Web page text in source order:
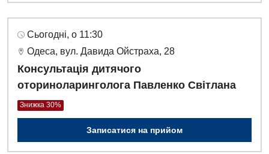
Сьогодні, о 11:30
Одеса, вул. Давида Ойстраха, 28
Консультація дитячого
оториноларинголога Павленко Світлана
Знижка 30%
Записатися на прийом